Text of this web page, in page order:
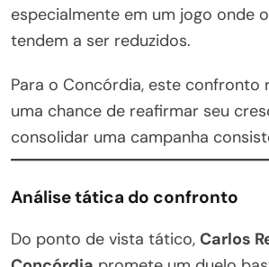
especialmente em um jogo onde
tendem a ser reduzidos.
Para o Concórdia, este confronto
uma chance de reafirmar seu
consolidar uma campanha
Análise tática do confronto
Do ponto de vista tático, Carlos